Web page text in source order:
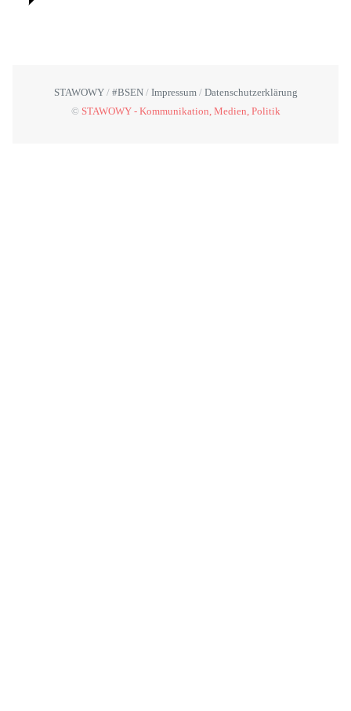
STAWOWY #BSEN Impressum
Datenschutzerklärung
© STAWOWY - Kommunikation, Medien, Politik